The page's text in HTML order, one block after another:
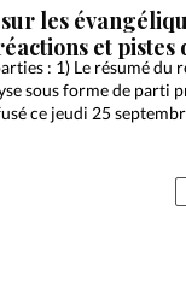
les
et
: 1) Le résumé du
sous forme de parti
ce jeudi 25